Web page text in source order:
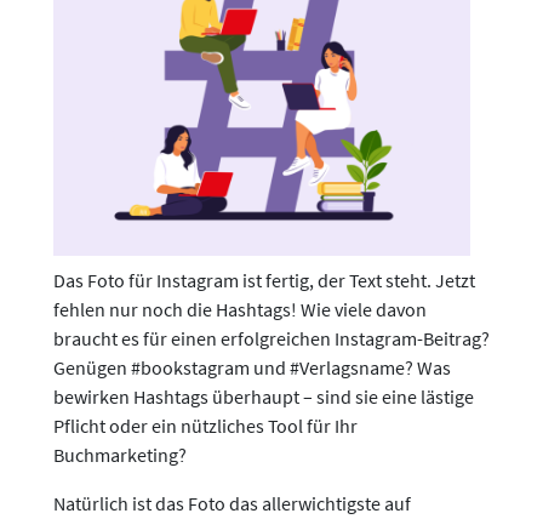
Das Foto für Instagram ist fertig, der Text steht. Jetzt
fehlen nur noch die Hashtags! Wie viele davon
braucht es für einen erfolgreichen Instagram-Beitrag?
Genügen #bookstagram und #Verlagsname? Was
bewirken Hashtags überhaupt – sind sie eine lästige
Pflicht oder ein nützliches Tool für Ihr
Buchmarketing?
Natürlich ist das Foto das allerwichtigste auf